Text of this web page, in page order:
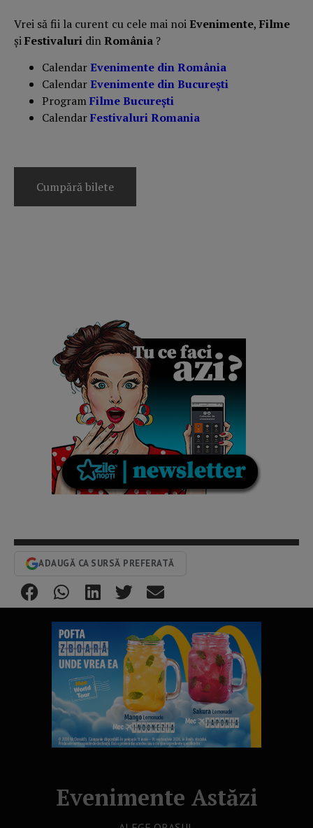
Vrei să fii la curent cu cele mai noiEvenimente, Filme
șiFestivaluri dinRomânia ?
CalendarEvenimente din România
CalendarEvenimente din București
ProgramFilme București
CalendarFestivaluri Romania
Cumpără bilete
ADAUGĂ CA SURSĂ PREFERATĂ
Evenimente Astăzi